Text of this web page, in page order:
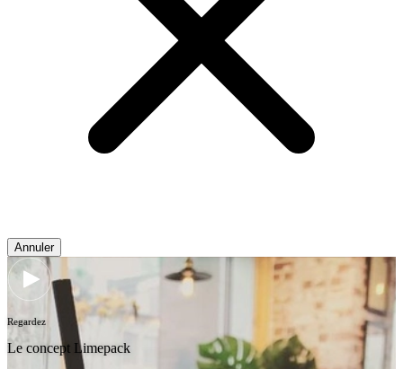
Annuler
Regardez
Le concept Limepack